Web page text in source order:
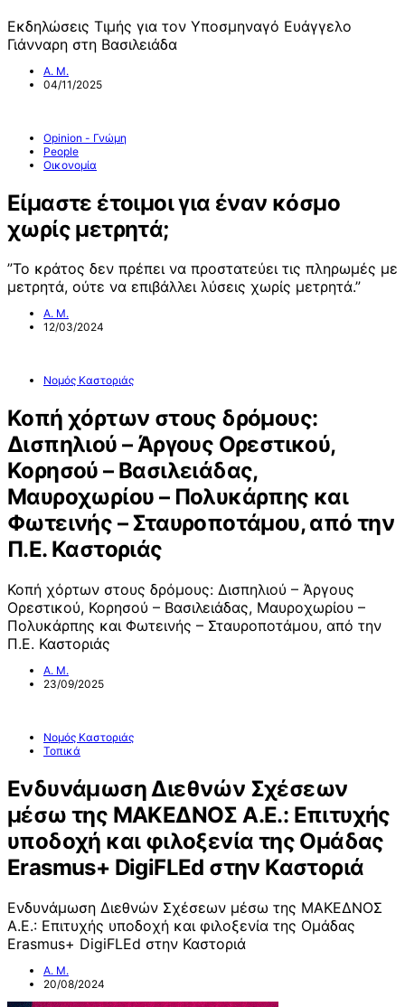
Εκδηλώσεις Τιμής για τον Υποσμηναγό Ευάγγελο
Γιάνναρη στη Βασιλειάδα
Α. Μ.
04/11/2025
Opinion - Γνώμη
People
Οικονομία
Είμαστε έτοιμοι για έναν κόσμο
χωρίς μετρητά;
”Το κράτος δεν πρέπει να προστατεύει τις πληρωμές με
μετρητά, ούτε να επιβάλλει λύσεις χωρίς μετρητά.”
Α. Μ.
12/03/2024
Νομός Καστοριάς
Κοπή χόρτων στους δρόμους:
Δισπηλιού – Άργους Ορεστικού,
Κορησού – Βασιλειάδας,
Μαυροχωρίου – Πολυκάρπης και
Φωτεινής – Σταυροποτάμου, από την
Π.Ε. Καστοριάς
Κοπή χόρτων στους δρόμους: Δισπηλιού – Άργους
Ορεστικού, Κορησού – Βασιλειάδας, Μαυροχωρίου –
Πολυκάρπης και Φωτεινής – Σταυροποτάμου, από την
Π.Ε. Καστοριάς
Α. Μ.
23/09/2025
Νομός Καστοριάς
Τοπικά
Ενδυνάμωση Διεθνών Σχέσεων
μέσω της ΜΑΚΕΔΝΟΣ Α.Ε.: Επιτυχής
υποδοχή και φιλοξενία της Ομάδας
Erasmus+ DigiFLEd στην Καστοριά
Ενδυνάμωση Διεθνών Σχέσεων μέσω της ΜΑΚΕΔΝΟΣ
Α.Ε.: Επιτυχής υποδοχή και φιλοξενία της Ομάδας
Erasmus+ DigiFLEd στην Καστοριά
Α. Μ.
20/08/2024